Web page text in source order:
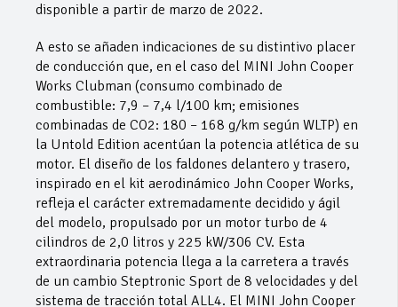
disponible a partir de marzo de 2022.
A esto se añaden indicaciones de su distintivo placer
de conducción que, en el caso del MINI John Cooper
Works Clubman (consumo combinado de
combustible: 7,9 – 7,4 l/100 km; emisiones
combinadas de CO2: 180 – 168 g/km según WLTP) en
la Untold Edition acentúan la potencia atlética de su
motor. El diseño de los faldones delantero y trasero,
inspirado en el kit aerodinámico John Cooper Works,
refleja el carácter extremadamente decidido y ágil
del modelo, propulsado por un motor turbo de 4
cilindros de 2,0 litros y 225 kW/306 CV. Esta
extraordinaria potencia llega a la carretera a través
de un cambio Steptronic Sport de 8 velocidades y del
sistema de tracción total ALL4. El MINI John Cooper